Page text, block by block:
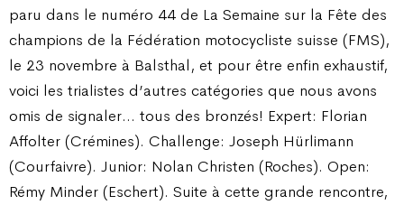
paru dans le numéro 44 de La Semaine sur la Fête des
champions de la Fédération motocycliste suisse (FMS),
le 23 novembre à Balsthal, et pour être enfin exhaustif,
voici les trialistes d’autres catégories que nous avons
omis de signaler… tous des bronzés! Expert: Florian
Affolter (Crémines). Challenge: Joseph Hürlimann
(Courfaivre). Junior: Nolan Christen (Roches). Open:
Rémy Minder (Eschert). Suite à cette grande rencontre,